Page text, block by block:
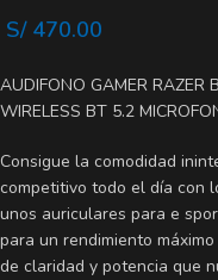
S/470.00
AUDIFONO GAMER RAZER
WIRELESS BT 5.2
Consigue la comodidad
competitivo todo el día con
unos auriculares para e
para un rendimiento
de claridad y potencia que